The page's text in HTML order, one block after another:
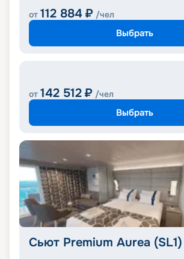
от 112 884 ₽ /чел
Выбрать
от 142 512 ₽ /чел
Выбрать
Сьют Premium Aurea (SL1)